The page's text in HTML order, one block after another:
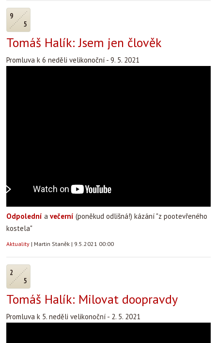
9
5
Tomáš Halík: Jsem jen člověk
Promluva k 6 neděli velikonoční - 9. 5. 2021
Odpolední a večerní (poněkud odlišná!) kázání "z pootevřeného
kostela"
Aktuality | Martin Staněk | 9.5.2021 00:00
2
5
Tomáš Halík: Milovat doopravdy
Promluva k 5. neděli velikonoční - 2. 5. 2021